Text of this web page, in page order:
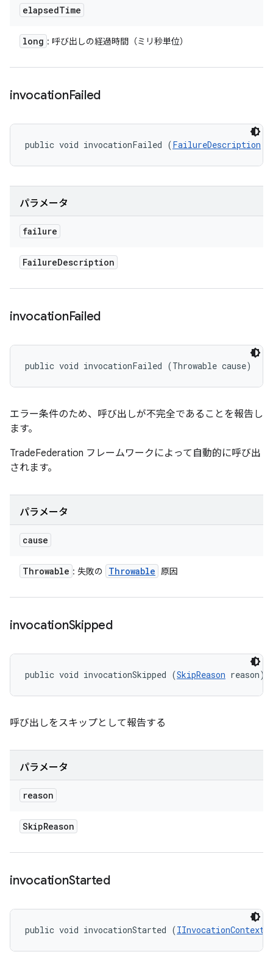
elapsedTime
long : 呼び出しの経過時間（ミリ秒単位）
invocationFailed
public void invocationFailed (FailureDescription
パラメータ
failure
FailureDescription
invocationFailed
public void invocationFailed (Throwable cause)
エラー条件のため、呼び出しが不完全であることを報告し
ます。
TradeFederation フレームワークによって自動的に呼び出
されます。
パラメータ
cause
Throwable : 失敗の Throwable 原因
invocationSkipped
public void invocationSkipped (SkipReason reason)
呼び出しをスキップとして報告する
パラメータ
reason
SkipReason
invocationStarted
public void invocationStarted (IInvocationContext